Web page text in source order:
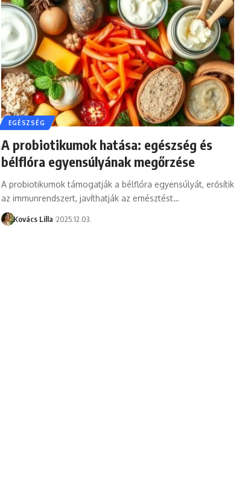
EGÉSZSÉG
A probiotikumok hatása: egészség és
bélflóra egyensúlyának megőrzése
A probiotikumok támogatják a bélflóra egyensúlyát, erősítik
az immunrendszert, javíthatják az emésztést…
Kovács Lilla 2025.12.03.